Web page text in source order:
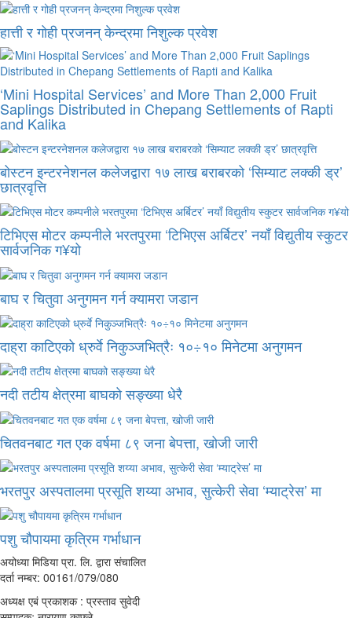
हात्ती र गोही प्रजनन् केन्द्रमा निशुल्क प्रवेश
‘Mini Hospital Services’ and More Than 2,000 Fruit
Saplings Distributed in Chepang Settlements of Rapti
and Kalika
बोस्टन इन्टरनेशनल कलेजद्वारा १७ लाख बराबरको ‘सिम्याट लक्की ड्र’
छात्रवृत्ति
टिभिएस मोटर कम्पनीले भरतपुरमा ‘टिभिएस अर्बिटर’ नयाँ विद्युतीय स्कुटर
सार्वजनिक ग¥यो
बाघ र चितुवा अनुगमन गर्न क्यामरा जडान
दाह्रा काटिएको ध्रुर्वे निकुञ्जभित्रैः १०÷१० मिनेटमा अनुगमन
नदी तटीय क्षेत्रमा बाघको सङ्ख्या धेरै
चितवनबाट गत एक वर्षमा ८९ जना बेपत्ता, खोजी जारी
भरतपुर अस्पतालमा प्रसूति शय्या अभाव, सुत्केरी सेवा ‘म्याट्रेस’ मा
पशु चौपायमा कृत्रिम गर्भाधान
अयोध्या मिडिया प्रा. लि. द्वारा संचालित
दर्ता नम्बर: 00161/079/080
अध्यक्ष एबं प्रकाशक : प्रस्ताव सुवेदी